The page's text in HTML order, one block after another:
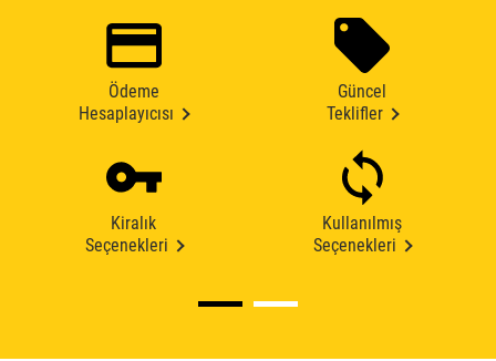
Ödeme
Hesaplayıcısı
Güncel
Teklifler
Kiralık
Seçenekleri
Kullanılmış
Seçenekleri